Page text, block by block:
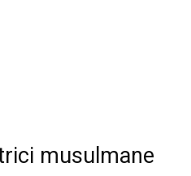
musulmane